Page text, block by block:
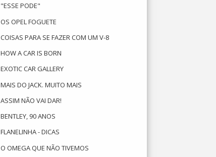
"ESSE PODE"
OS OPEL FOGUETE
COISAS PARA SE FAZER COM UM V-8
HOW A CAR IS BORN
EXOTIC CAR GALLERY
MAIS DO JACK. MUITO MAIS
ASSIM NÃO VAI DAR!
BENTLEY, 90 ANOS
FLANELINHA - DICAS
O OMEGA QUE NÃO TIVEMOS